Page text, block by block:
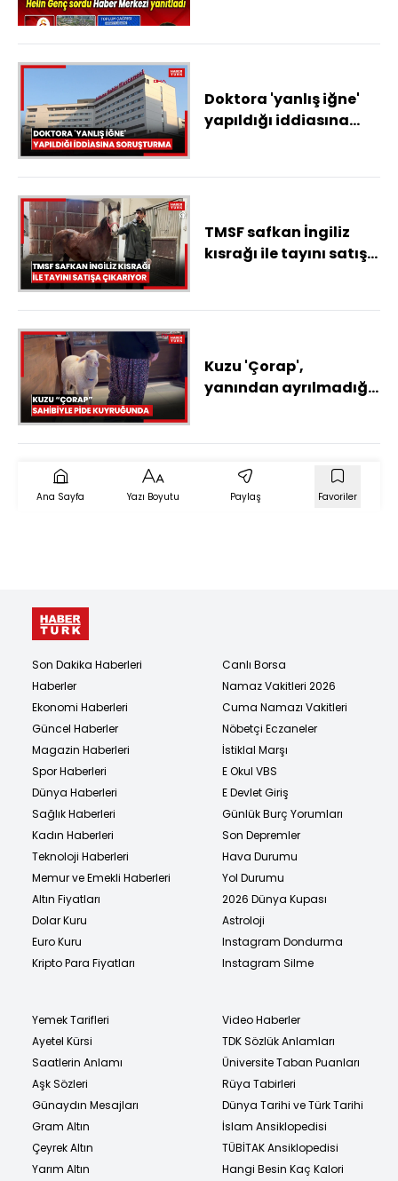
Doktora 'yanlış iğne'
yapıldığı iddiasına
TMSF safkan İngiliz
kısrağı ile tayını satışa
Kuzu 'Çorap',
yanından ayrılmadığı
Ana Sayfa Yazı Boyutu Paylaş Favoriler
Son Dakika Haberleri
Haberler
Ekonomi Haberleri
Güncel Haberler
Magazin Haberleri
Spor Haberleri
Dünya Haberleri
Sağlık Haberleri
Kadın Haberleri
Teknoloji Haberleri
Memur ve Emekli Haberleri
Altın Fiyatları
Dolar Kuru
Euro Kuru
Kripto Para Fiyatları
Canlı Borsa
Namaz Vakitleri 2026
Cuma Namazı Vakitleri
Nöbetçi Eczaneler
İstiklal Marşı
E Okul VBS
E Devlet Giriş
Günlük Burç Yorumları
Son Depremler
Hava Durumu
Yol Durumu
2026 Dünya Kupası
Astroloji
Instagram Dondurma
Instagram Silme
Yemek Tarifleri
Ayetel Kürsi
Saatlerin Anlamı
Aşk Sözleri
Günaydın Mesajları
Gram Altın
Çeyrek Altın
Yarım Altın
Video Haberler
TDK Sözlük Anlamları
Üniversite Taban Puanları
Rüya Tabirleri
Dünya Tarihi ve Türk Tarihi
İslam Ansiklopedisi
TÜBİTAK Ansiklopedisi
Hangi Besin Kaç Kalori